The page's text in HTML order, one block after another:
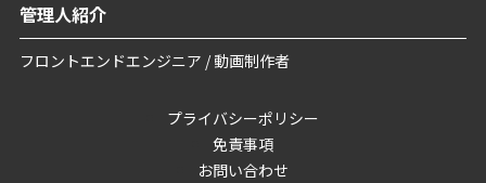
管理人紹介
フロントエンドエンジニア / 動画制作者
プライバシーポリシー
免責事項
お問い合わせ